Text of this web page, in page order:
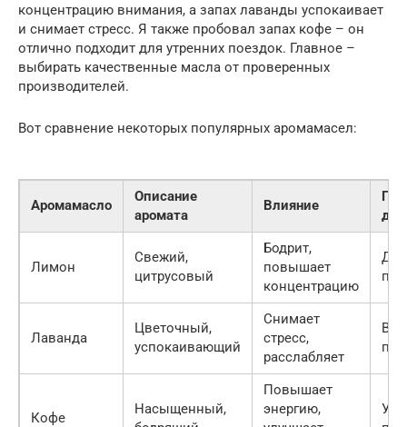
концентрацию внимания, а запах лаванды успокаивает
и снимает стресс. Я также пробовал запах кофе – он
отлично подходит для утренних поездок. Главное –
выбирать качественные масла от проверенных
производителей.
Вот сравнение некоторых популярных аромамасел:
Аромамасло
Описание
аромата
Влияние
для
Лимон
Свежий,
цитрусовый
Бодрит,
повышает
концентрацию
Лаванда
Цветочный,
успокаивающий
Снимает
стресс,
расслабляет
Кофе
Насыщенный,
Повышает
энергию,